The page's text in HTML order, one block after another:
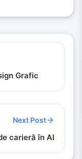
Grafic
Next Post
carieră în AI